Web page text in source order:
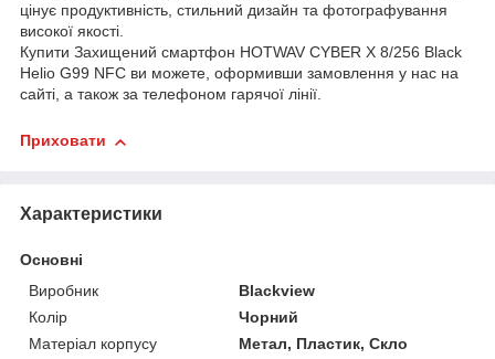
цінує продуктивність, стильний дизайн та фотографування
високої якості.
Купити Захищений смартфон HOTWAV CYBER X 8/256 Black
Helio G99 NFC ви можете, оформивши замовлення у нас на
сайті, а також за телефоном гарячої лінії.
Приховати
Характеристики
Основні
Виробник
Blackview
Колір
Чорний
Матеріал корпусу
Метал, Пластик, Скло